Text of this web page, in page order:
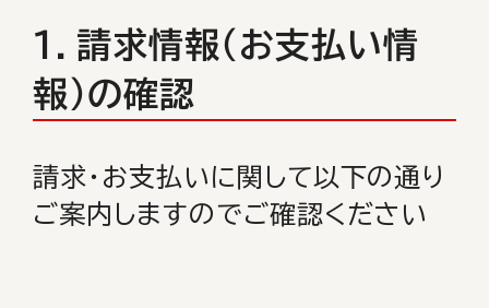
１．請求情報（お支払い情
報）の確認
請求・お支払いに関して以下の通り
ご案内しますのでご確認ください